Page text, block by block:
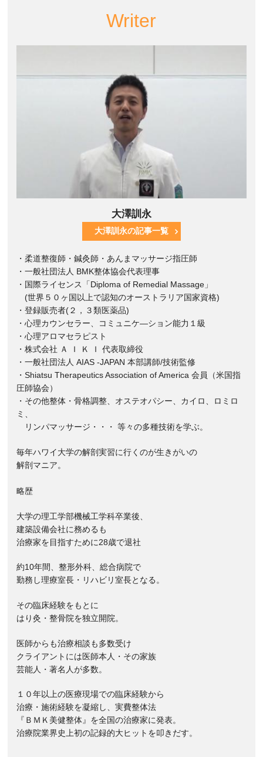
Writer
大澤訓永
大澤訓永の記事一覧
・柔道整復師・鍼灸師・あんまマッサージ指圧師
・一般社団法人 BMK整体協会代表理事
・国際ライセンス「Diploma of Remedial Massage」
(世界５０ヶ国以上で認知のオーストラリア国家資格)
・登録販売者(２，３類医薬品)
・心理カウンセラー、コミュニケ―ション能力１級
・心理アロマセラピスト
・株式会社 Ａ Ｉ Ｋ Ｉ 代表取締役
・一般社団法人 AIAS -JAPAN 本部講師/技術監修
・Shiatsu Therapeutics Association of America 会員（米国指
圧師協会）
・その他整体・骨格調整、オステオパシー、カイロ、ロミロ
ミ、
リンパマッサージ・・・ 等々の多種技術を学ぶ。
毎年ハワイ大学の解剖実習に行くのが生きがいの
解剖マニア。
略歴
大学の理工学部機械工学科卒業後、
建築設備会社に務めるも
治療家を目指すために28歳で退社
約10年間、整形外科、総合病院で
勤務し理療室長・リハビリ室長となる。
その臨床経験をもとに
はり灸・整骨院を独立開院。
医師からも治療相談も多数受け
クライアントには医師本人・その家族
芸能人・著名人が多数。
１０年以上の医療現場での臨床経験から
治療・施術経験を凝縮し、実費整体法
『ＢＭＫ美健整体』を全国の治療家に発表。
治療院業界史上初の記録的大ヒットを叩きだす。